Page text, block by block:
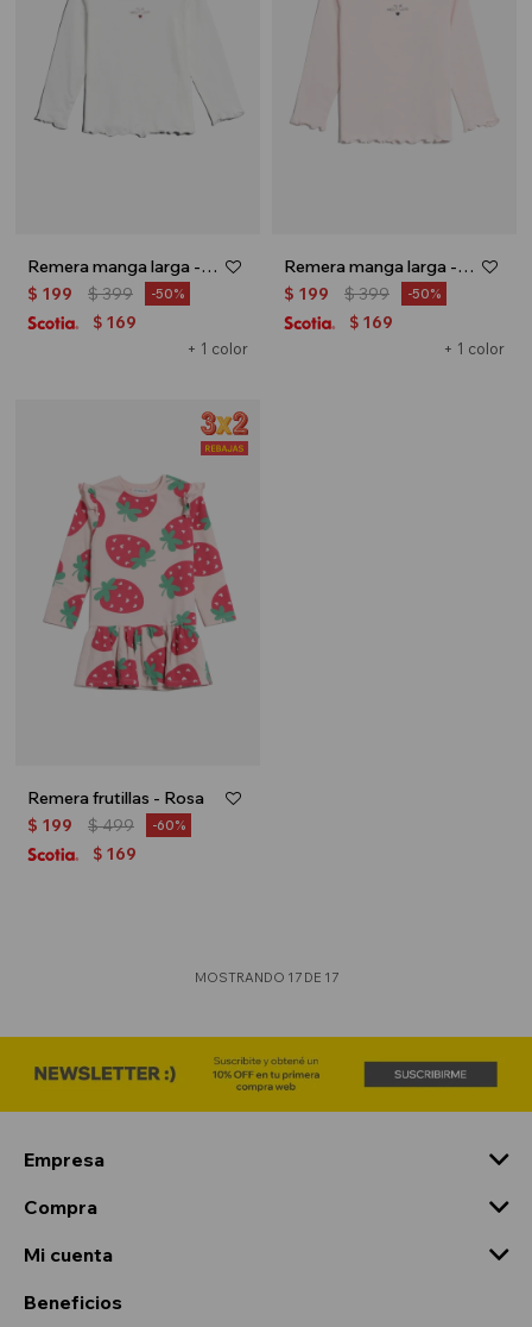
Remera manga larga - Blanco
+ 1 color
$ 199 $399 50
$ 169
Remera manga larga - Rosa
+ 1 color
$ 199 $399 50
$ 169
Remera frutillas - Rosa
$ 199 $499 60
$ 169
MOSTRANDO 17DE 17
Empresa
Compra
Mi cuenta
Beneficios